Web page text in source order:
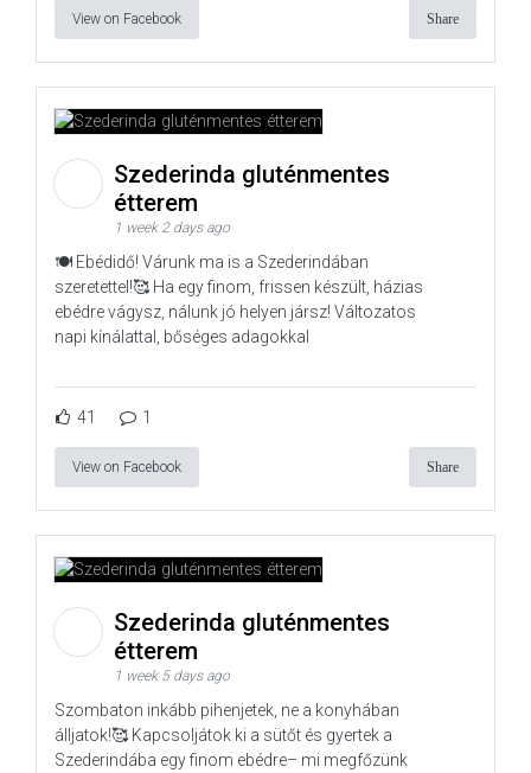
View on Facebook Share
Szederinda gluténmentes
étterem
1 week 2 days ago
🍽️ Ebédidő! Várunk ma is a Szederindában
szeretettel!🥰 Ha egy finom, frissen készült, házias
ebédre vágysz, nálunk jó helyen jársz! Változatos
napi kínálattal, bőséges adagokkal
41 1
View on Facebook Share
Szederinda gluténmentes
étterem
1 week 5 days ago
Szombaton inkább pihenjetek, ne a konyhában
álljatok!🥰 Kapcsoljátok ki a sütőt és gyertek a
Szederindába egy finom ebédre– mi megfőzünk